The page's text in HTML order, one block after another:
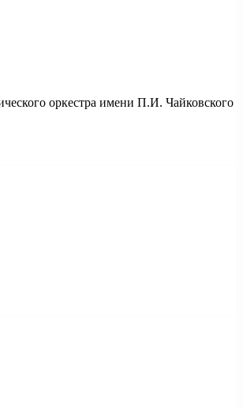
оркестра имени П.И. Чайковского